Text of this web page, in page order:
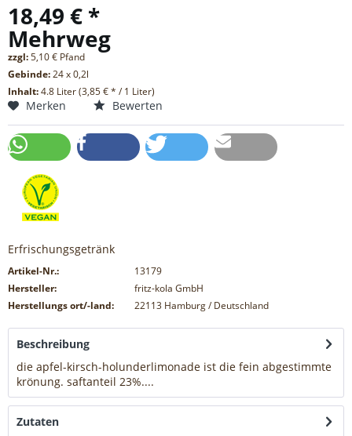
18,49 € *
Mehrweg
zzgl:5,10 € Pfand
Gebinde:24 x 0,2l
Inhalt:4.8 Liter (3,85 € * / 1 Liter)
Merken Bewerten
Erfrischungsgetränk
Artikel-Nr.:
13179
Hersteller:
fritz-kola GmbH
Herstellungs ort/-land:
22113 Hamburg / Deutschland
Beschreibung
die apfel-kirsch-holunderlimonade ist die fein abgestimmte
krönung. saftanteil 23%....
Zutaten